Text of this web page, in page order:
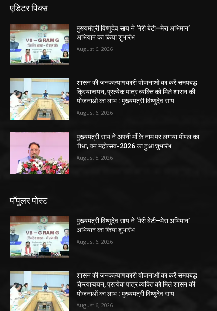
एडिटर पिक्स
मुख्यमंत्री विष्णुदेव साय ने ‘मेरी बेटी–मेरा अभिमान’
अभियान का किया शुभारंभ
August 6, 2026
शासन की जनकल्याणकारी योजनाओं का करें समयबद्ध
क्रियान्वयन, प्रत्येक पात्र व्यक्ति को मिले शासन की
योजनाओं का लाभ : मुख्यमंत्री विष्णुदेव साय
August 6, 2026
मुख्यमंत्री साय ने अपनी माँ के नाम पर लगाया पीपल का
पौधा, वन महोत्सव-2026 का हुआ शुभारंभ
August 5, 2026
पॉपुलर पोस्ट
मुख्यमंत्री विष्णुदेव साय ने ‘मेरी बेटी–मेरा अभिमान’
अभियान का किया शुभारंभ
August 6, 2026
शासन की जनकल्याणकारी योजनाओं का करें समयबद्ध
क्रियान्वयन, प्रत्येक पात्र व्यक्ति को मिले शासन की
योजनाओं का लाभ : मुख्यमंत्री विष्णुदेव साय
August 6, 2026